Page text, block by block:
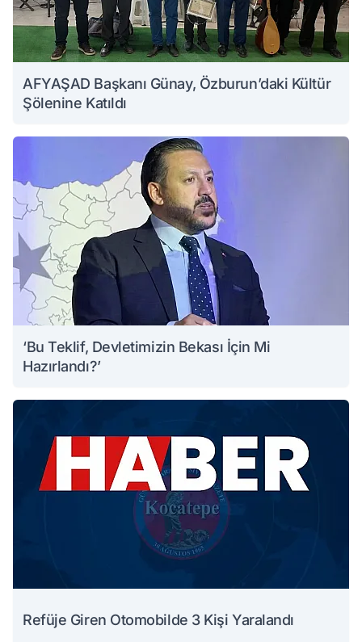
AFYAŞAD Başkanı Günay, Özburun’daki Kültür
Şölenine Katıldı
‘Bu Teklif, Devletimizin Bekası İçin Mi
Hazırlandı?’
Refüje Giren Otomobilde 3 Kişi Yaralandı